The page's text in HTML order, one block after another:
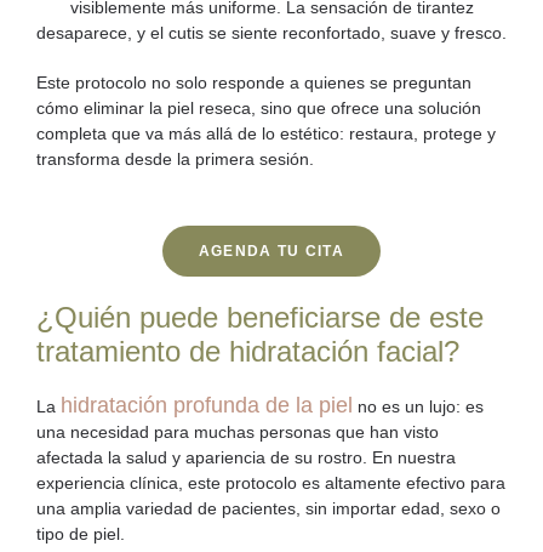
visiblemente más uniforme. La sensación de tirantez
desaparece, y el cutis se siente reconfortado, suave y fresco.
Este protocolo no solo responde a quienes se preguntan
cómo eliminar la piel reseca , sino que ofrece una solución
completa que va más allá de lo estético: restaura, protege y
transforma desde la primera sesión.
AGENDA TU CITA
¿Quién puede beneficiarse de este
tratamiento de hidratación facial?
La hidratación profunda de la piel no es un lujo: es
una necesidad para muchas personas que han visto
afectada la salud y apariencia de su rostro. En nuestra
experiencia clínica, este protocolo es altamente efectivo para
una amplia variedad de pacientes, sin importar edad, sexo o
tipo de piel.